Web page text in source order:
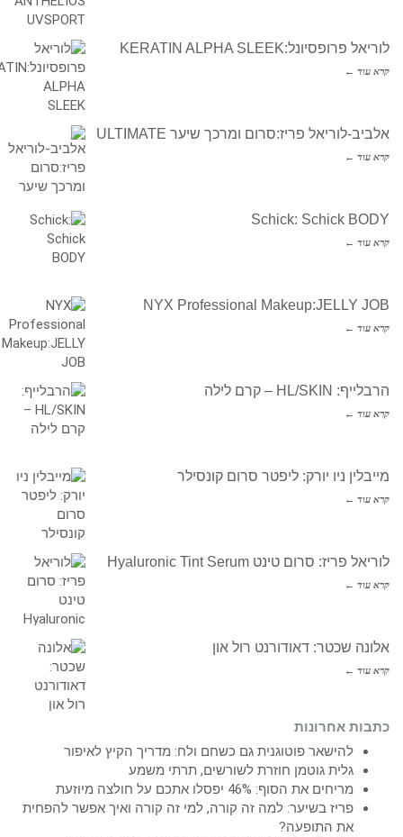
לוריאל פרופסיונל:KERATIN ALPHA SLEEK
קרא עוד ←
אלביב-לוריאל פריז:סרום ומרכך שיער ULTIMATE
קרא עוד ←
Schick: Schick BODY
קרא עוד ←
NYX Professional Makeup:JELLY JOB
קרא עוד ←
הרבלייף: HL/SKIN – קרם לילה
קרא עוד ←
מייבלין ניו יורק: ליפטר סרום קונסילר
קרא עוד ←
לוריאל פריז: סרום טינט Hyaluronic Tint Serum
קרא עוד ←
אלונה שכטר: דאודורנט רול און
קרא עוד ←
כתבות אחרונות
להישאר פוטוגנית גם כשחם ולח: מדריך הקיץ לאיפור
גלית גוטמן חוזרת לשורשים, תרתי משמע
מריחים את הסוף: 46% יפסלו אתכם על חולצה מיוזעת
פריז בשיער: למה זה קורה, למי זה קורה ואיך אפשר להפחית
את התופעה?